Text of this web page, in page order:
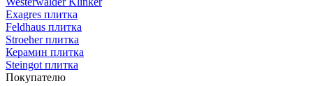
Exagres плитка
Feldhaus плитка
Stroeher плитка
Керамин плитка
Steingot плитка
Покупателю